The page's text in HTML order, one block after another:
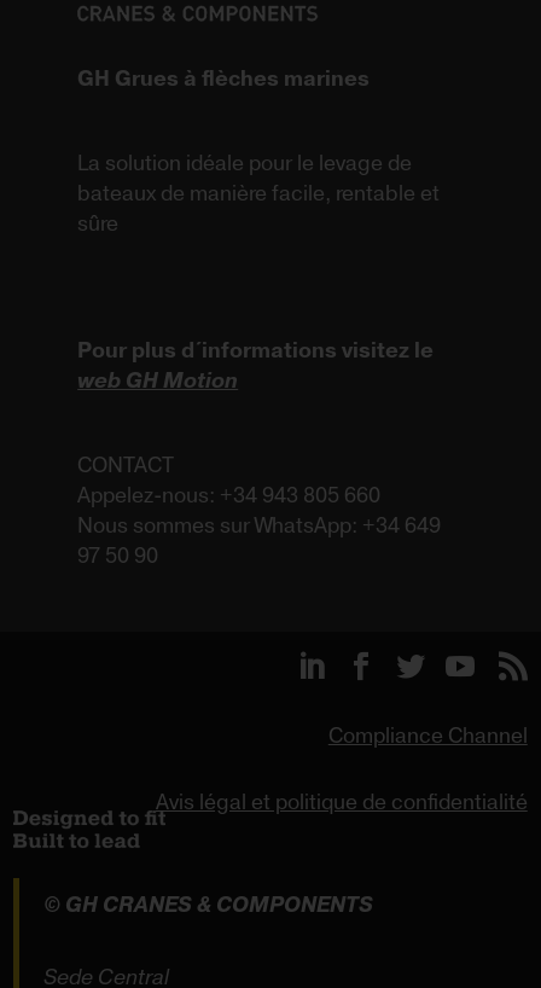
GH Grues à flèches marines
La solution idéale pour le levage de
bateaux de manière facile, rentable et
sûre
Pour plus d´informations visitez le
web GH Motion
CONTACT
Appelez-nous: +34 943 805 660
Nous sommes sur WhatsApp: +34 649
97 50 90
Compliance Channel
Avis légal et politique de confidentialité
© GH CRANES & COMPONENTS
Sede Central